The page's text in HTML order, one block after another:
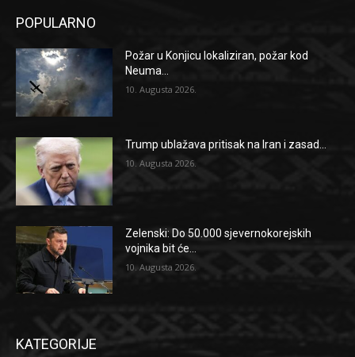
POPULARNO
Požar u Konjicu lokaliziran, požar kod
Neuma...
10. Augusta 2026.
Trump ublažava pritisak na Iran i zasad...
10. Augusta 2026.
Zelenski: Do 50.000 sjevernokorejskih
vojnika bit će...
10. Augusta 2026.
KATEGORIJE